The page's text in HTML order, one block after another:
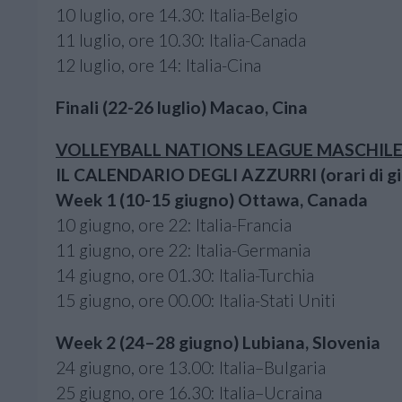
10 luglio, ore 14.30: Italia-Belgio
11 luglio, ore 10.30: Italia-Canada
12 luglio, ore 14: Italia-Cina
Finali (22-26 luglio) Macao, Cina
VOLLEYBALL NATIONS LEAGUE MASCHILE
IL CALENDARIO DEGLI AZZURRI (orari di
Week 1 (10-15 giugno) Ottawa, Canada
10 giugno, ore 22: Italia-Francia
11 giugno, ore 22: Italia-Germania
14 giugno, ore 01.30: Italia-Turchia
15 giugno, ore 00.00: Italia-Stati Uniti
Week 2 (24–28 giugno) Lubiana, Slovenia
24 giugno, ore 13.00: Italia–Bulgaria
25 giugno, ore 16.30: Italia–Ucraina